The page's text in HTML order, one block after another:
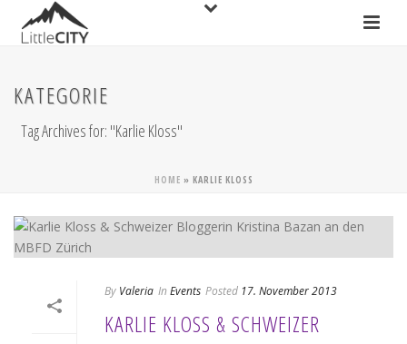
KATEGORIE
Tag Archives for: "Karlie Kloss"
HOME » KARLIE KLOSS
By Valeria In Events Posted 17. November 2013
KARLIE KLOSS & SCHWEIZER